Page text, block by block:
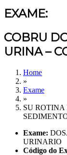
EXAME:
COBRU
URINA –
Home
»
Exame
»
SU
Exame:
URINARIO
Código do